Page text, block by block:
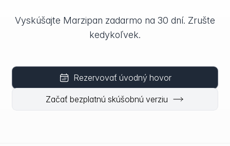
Vyskúšajte Marzipan zadarmo na 30 dní. Zrušte
kedykoľvek.
Rezervovať úvodný hovor
Začať bezplatnú skúšobnú verziu